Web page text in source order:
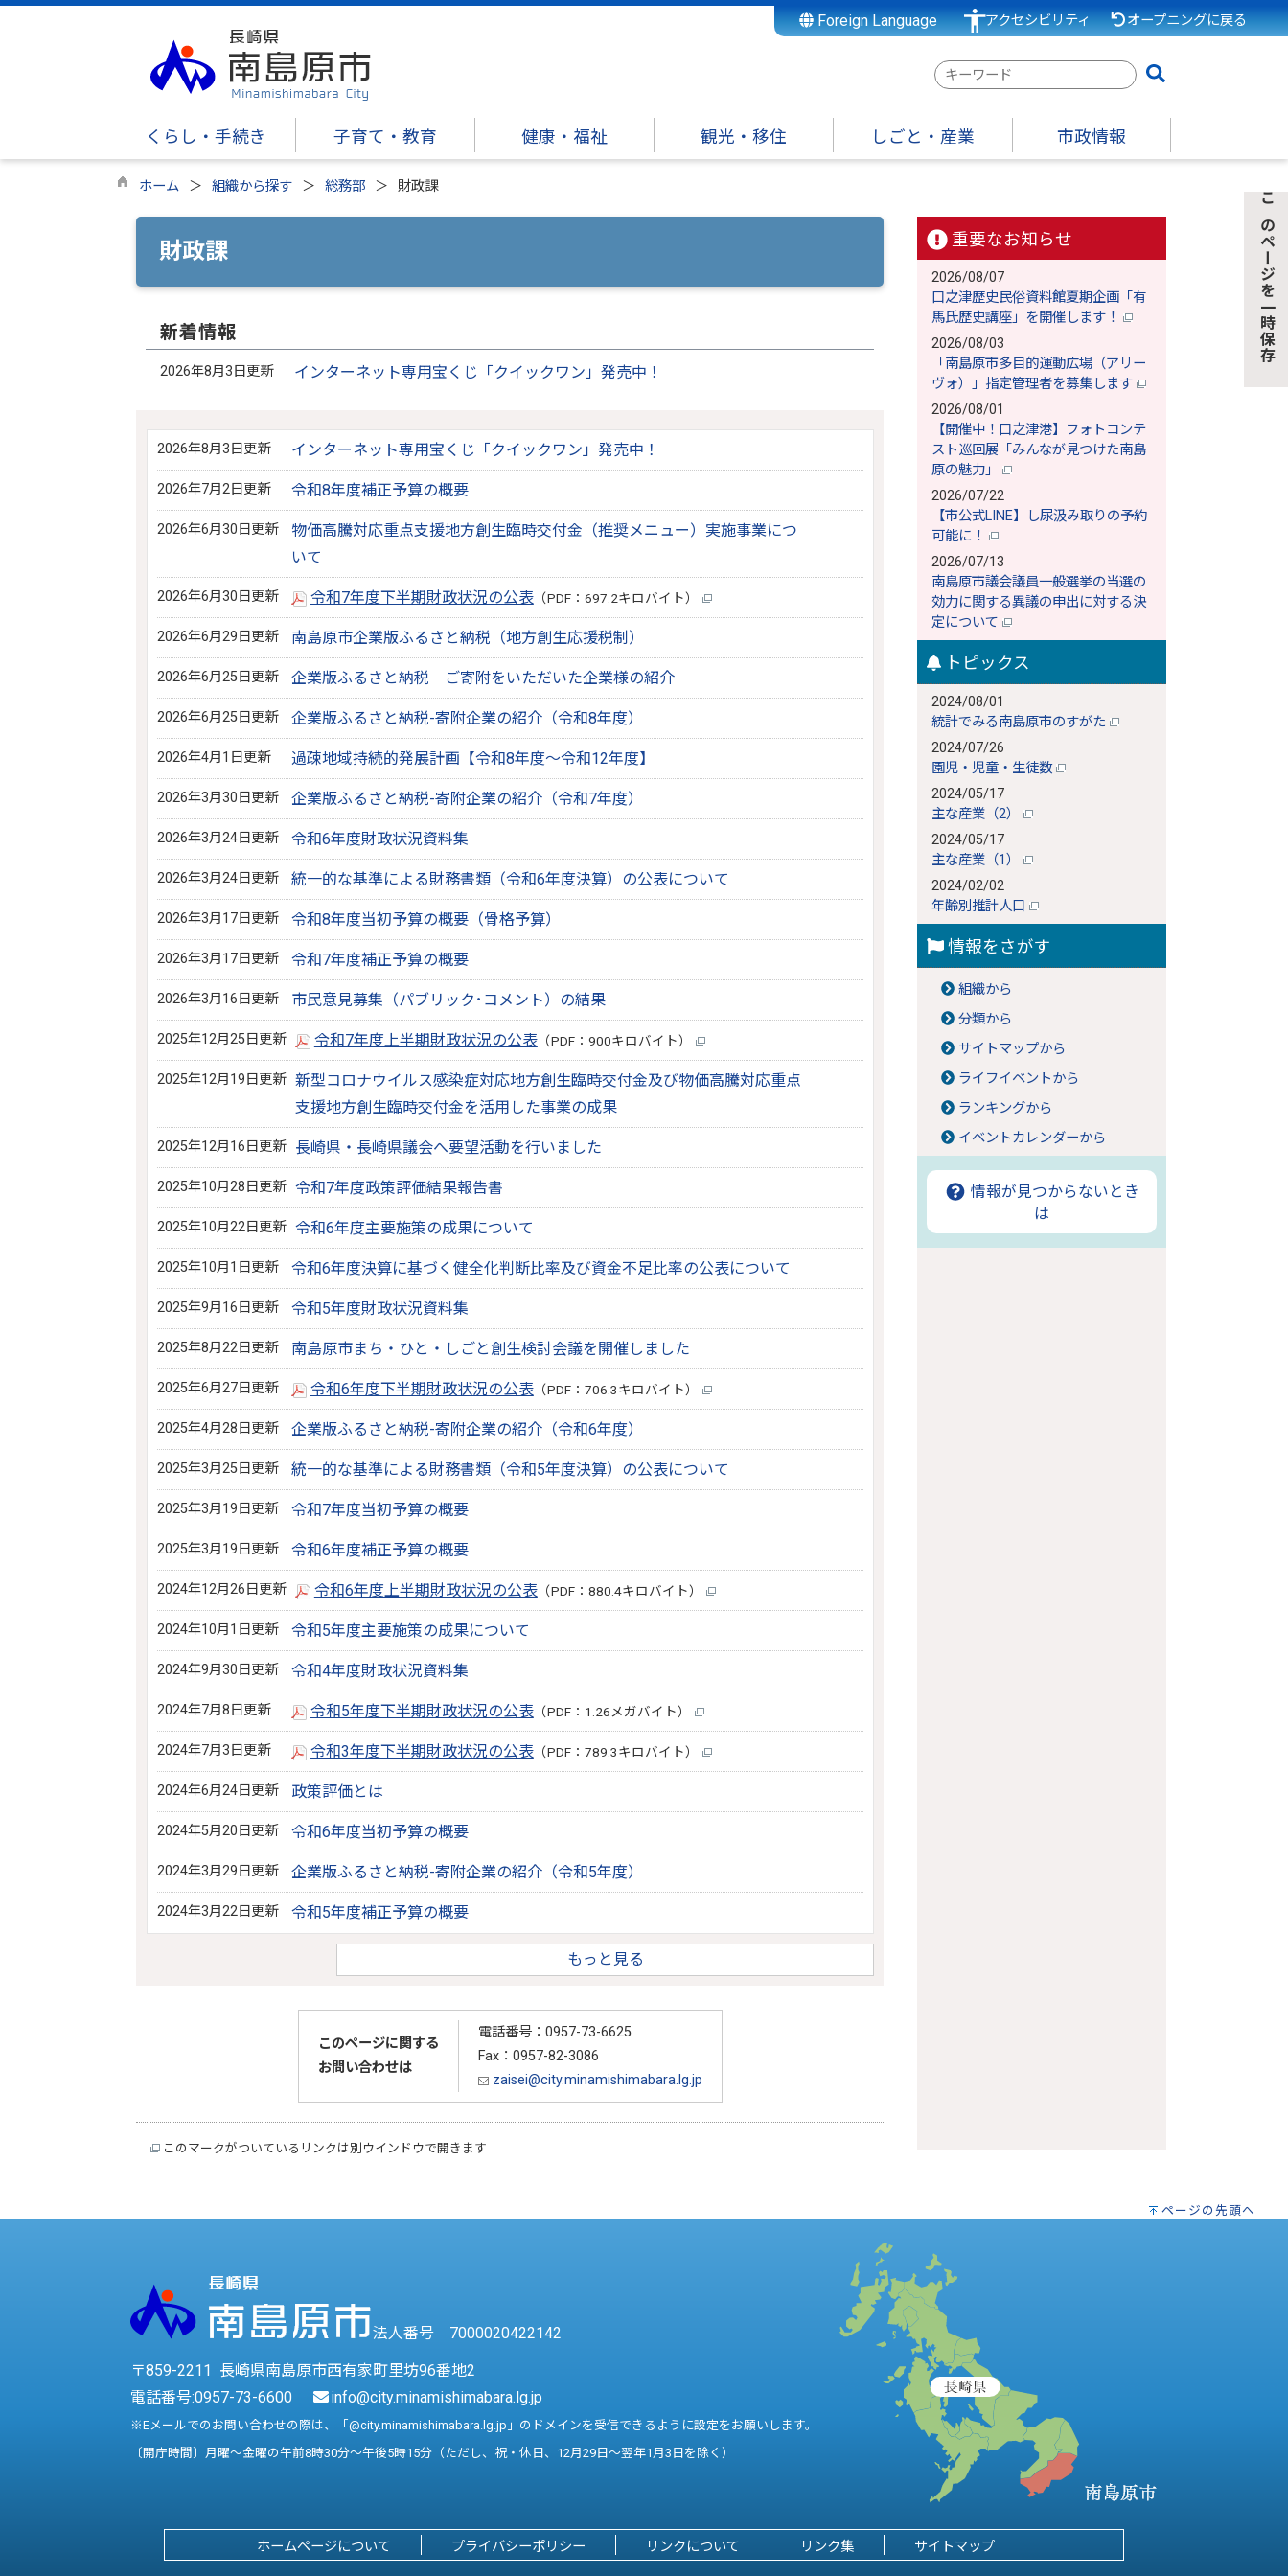
Foreign Language アクセシビリティ オープニングに戻る
検
ー
ワ
くらし・手続き 子育て・教育 健康・福祉 観光・移住 しごと・産業 市政情報
ホーム 組織から探す 総務部 財政課
財政課
新着情報
2026年8月3日更新 インターネット専用宝くじ「クイックワン」発売中！
2026年8月3日更新 インターネット専用宝くじ「クイックワン」発売中！
2026年7月2日更新 令和8年度補正予算の概要
2026年6月30日更新
物価高騰対応重点支援地方創生臨時交付金（推奨メニュー）実施事業につ
いて
2026年6月30日更新 令和7年度下半期財政状況の公表（PDF：697.2キロバイト）
2026年6月29日更新 南島原市企業版ふるさと納税（地方創生応援税制）
2026年6月25日更新 企業版ふるさと納税 ご寄附をいただいた企業様の紹介
2026年6月25日更新 企業版ふるさと納税-寄附企業の紹介（令和8年度）
2026年4月1日更新 過疎地域持続的発展計画【令和8年度～令和12年度】
2026年3月30日更新 企業版ふるさと納税-寄附企業の紹介（令和7年度）
2026年3月24日更新 令和6年度財政状況資料集
2026年3月24日更新 統一的な基準による財務書類（令和6年度決算）の公表について
2026年3月17日更新 令和8年度当初予算の概要（骨格予算）
2026年3月17日更新 令和7年度補正予算の概要
2026年3月16日更新 市民意見募集（パブリック･コメント）の結果
2025年12月25日更新 令和7年度上半期財政状況の公表（PDF：900キロバイト）
2025年12月19日更新 新型コロナウイルス感染症対応地方創生臨時交付金及び物価高騰対応重点
支援地方創生臨時交付金を活用した事業の成果
2025年12月16日更新 長崎県・長崎県議会へ要望活動を行いました
2025年10月28日更新 令和7年度政策評価結果報告書
2025年10月22日更新 令和6年度主要施策の成果について
2025年10月1日更新 令和6年度決算に基づく健全化判断比率及び資金不足比率の公表について
2025年9月16日更新 令和5年度財政状況資料集
2025年8月22日更新 南島原市まち・ひと・しごと創生検討会議を開催しました
2025年6月27日更新 令和6年度下半期財政状況の公表（PDF：706.3キロバイト）
2025年4月28日更新 企業版ふるさと納税-寄附企業の紹介（令和6年度）
2025年3月25日更新 統一的な基準による財務書類（令和5年度決算）の公表について
2025年3月19日更新 令和7年度当初予算の概要
2025年3月19日更新 令和6年度補正予算の概要
2024年12月26日更新 令和6年度上半期財政状況の公表（PDF：880.4キロバイト）
2024年10月1日更新 令和5年度主要施策の成果について
2024年9月30日更新 令和4年度財政状況資料集
2024年7月8日更新 令和5年度下半期財政状況の公表（PDF：1.26メガバイト）
2024年7月3日更新 令和3年度下半期財政状況の公表（PDF：789.3キロバイト）
2024年6月24日更新 政策評価とは
2024年5月20日更新 令和6年度当初予算の概要
2024年3月29日更新 企業版ふるさと納税-寄附企業の紹介（令和5年度）
2024年3月22日更新 令和5年度補正予算の概要
もっと見る
このページに関する
お問い合わせは
電話番号：0957-73-6625
Fax：0957-82-3086
zaisei@city.minamishimabara.lg.jp
このマークがついているリンクは別ウインドウで開きます
重要なお知らせ
2026/08/07
口之津歴史民俗資料館夏期企画「有
馬氏歴史講座」を開催します！
2026/08/03
「南島原市多目的運動広場（アリー
ヴォ）」指定管理者を募集します
2026/08/01
【開催中！口之津港】フォトコンテ
スト巡回展「みんなが見つけた南島
原の魅力」
2026/07/22
【市公式LINE】し尿汲み取りの予約
可能に！
2026/07/13
南島原市議会議員一般選挙の当選の
効力に関する異議の申出に対する決
定について
トピックス
2024/08/01
統計でみる南島原市のすがた
2024/07/26
園児・児童・生徒数
2024/05/17
主な産業（2）
2024/05/17
主な産業（1）
2024/02/02
年齢別推計人口
情報をさがす
組織から
分類から
サイトマップから
ライフイベントから
ランキングから
イベントカレンダーから
情報が見つからないとき
は
ページの先頭へ
法人番号 7000020422142
〒859-2211 長崎県南島原市西有家町里坊96番地2
電話番号:0957-73-6600 info@city.minamishimabara.lg.jp
※Eメールでのお問い合わせの際は、「@city.minamishimabara.lg.jp」のドメインを受信できるように設定をお願いします。
〔開庁時間〕月曜～金曜の午前8時30分～午後5時15分（ただし、祝・休日、12月29日～翌年1月3日を除く）
ホームページについて プライバシーポリシー リンクについて リンク集 サイトマップ
このページを一時保存